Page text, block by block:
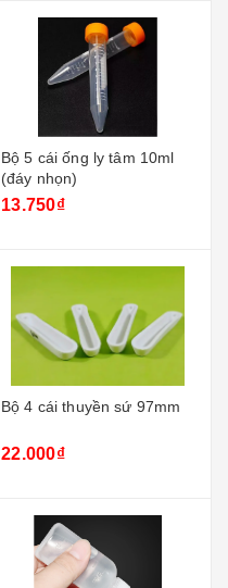
Bộ 5 cái ống ly tâm 10ml
(đáy nhọn)
13.750₫
Bộ 4 cái thuyền sứ 97mm
22.000₫